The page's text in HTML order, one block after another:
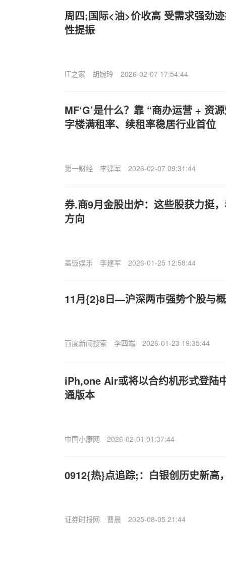
周四;国际<油>价收高 受需求强劲
性提振
IT之家 胡婉玲 2026-02-07 17:54:44
MF‘G’是什么？靠 “商办运营 + 资
字楼满租率、续租率稳居行业首位
第一财经 李建军 2026-02-07 09:31:44
券.商9月金股出炉：这些股获力挺
方向
盖饭娱乐 李建军 2026-01-25 12:58:44
11月{2}8日—沪深两市强势个股与
百度新闻搜索 李四端 2026-01-23 19:35:44
iPh,one Air或将以合约机形式登陆
通版本
中国小康网 2026-02-01 01:37:44
0912{热}点追踪;：白银创历史新高
证券时报网 曹晨 2025-08-05 21:44